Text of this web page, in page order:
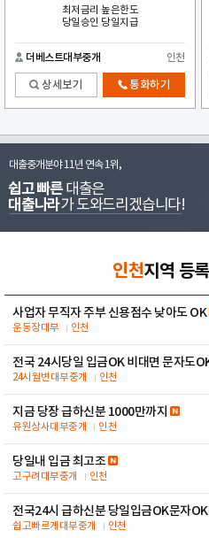
최저금리 높은한도
당일승인 당일지급
더베스트대부중개 인천
상세보기 통화하기
대출중개분야 11년 연속 1위,
쉽고 빠른 대출은
대출나라가 도와드리겠습니다!
인천지역 등
사업자 무직자 주부 신용점수 낮아도 OK
운동장대부 인천
전국 24시당일 입금OK 비대면 문자도
24시월변대부중개 인천
지금 당장 급하신분 1000만까지
유원상사대부중개 인천
당일내 입금 최고조
고구려대부중개 인천
전국24시 급하신분 당일입금OK문자
쉽고빠르게대부중개 인천